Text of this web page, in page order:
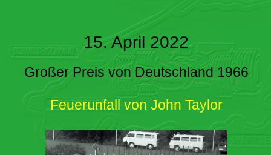
15. April 2022
Großer Preis von Deutschland 1966
Feuerunfall von John Taylor